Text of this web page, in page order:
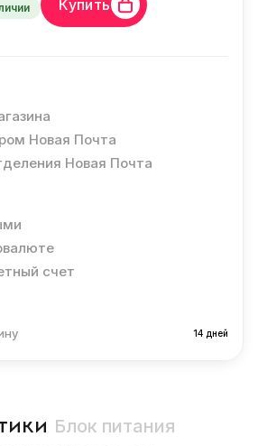
Купить
Новая Почта
Новая Почта
счет
14 дней
Блок питания